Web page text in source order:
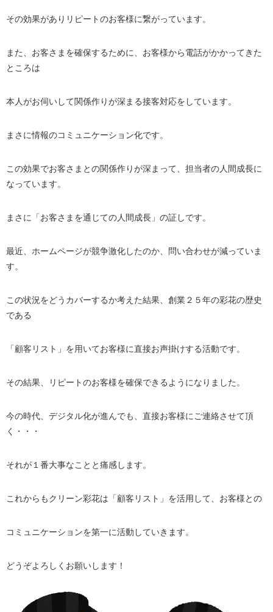
その効果がありリピートのお客様に繋がっています。
また、お客さまを確保するために、お客様から電話がかかってきた
ところは
本人がお伺いして関係作りが深まる接客対応をしています。
まさに情報のコミュニケーション化です。
この効果でお客さまとの関係作りが深まって、担当者の人間成長に
なっています。
まさに「お客さまを通じての人間成長」の証しです。
最近、ホームページが競争激化したのか、問い合わせが減っていま
す。
この状況をどうカバーするか考えた結果、創業２５年の彩花の歴史
である
「顧客リスト」を用いてお客様に直接お声掛けする活動です。
その結果、リピートのお客様を確保できるようになりました。
今の時代、デジタル化が進んでも、直接お客様にご連絡させて頂
く・・・
それが１番大事なことと痛感します。
これからもクリーン彩花は「顧客リスト」を活用して、お客様との
コミュニケーションを第一に活動していきます。
どうぞよろしくお願いします！